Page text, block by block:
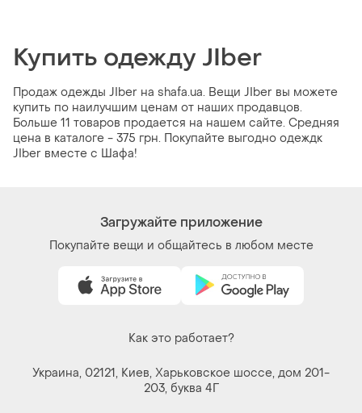
Купить одежду JIber
Продаж одежды JIber на shafa.ua. Вещи JIber вы можете
купить по наилучшим ценам от наших продавцов.
Больше 11 товаров продается на нашем сайте. Средняя
цена в каталоге - 375 грн. Покупайте выгодно одеждк
JIber вместе с Шафа!
Загружайте приложение
Покупайте вещи и общайтесь в любом месте
Как это работает?
Украина, 02121, Киев, Харьковское шоссе, дом 201-
203, буква 4Г